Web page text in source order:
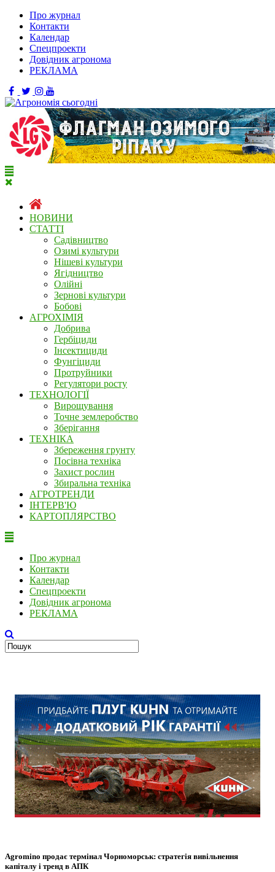
Про журнал
Контакти
Календар
Спецпроекти
Довідник агронома
РЕКЛАМА
НОВИНИ
СТАТТІ
Садівництво
Озимі культури
Нішеві культури
Ягідництво
Олійні
Зернові культури
Бобові
АГРОХІМІЯ
Добрива
Гербіциди
Інсектициди
Фунгіциди
Протруйники
Регулятори росту
ТЕХНОЛОГІЇ
Вирощування
Точне землеробство
Зберігання
ТЕХНІКА
Збереження грунту
Посівна техніка
Захист рослин
Збиральна техніка
АГРОТРЕНДИ
ІНТЕРВ'Ю
КАРТОПЛЯРСТВО
Про журнал
Контакти
Календар
Спецпроекти
Довідник агронома
РЕКЛАМА
Agromino продає термінал Чорноморськ: стратегія вивільнення
капіталу і тренд в АПК